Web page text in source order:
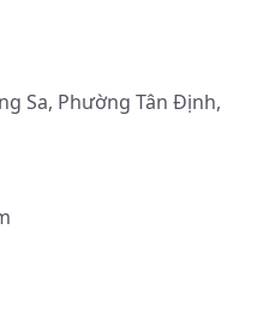
Sa, Phường Tân Định,